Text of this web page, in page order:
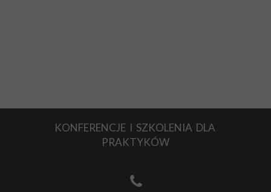
KONFERENCJE I SZKOLENIA DLA
PRAKTYKÓW